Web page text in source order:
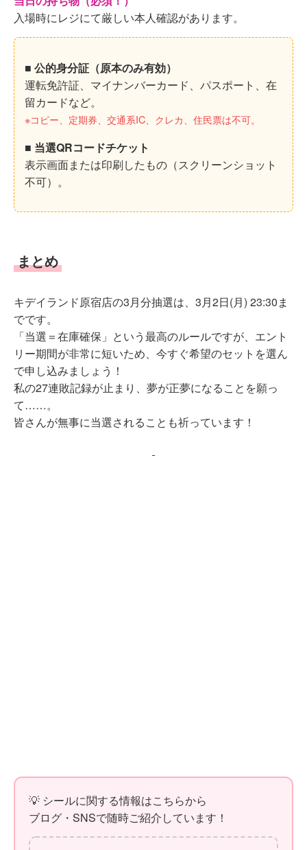
入場時にレジにて厳しい本人確認があります。
■ 公的身分証（原本のみ有効）
運転免許証、マイナンバーカード、パスポート、在
留カードなど。
※コピー、定期券、交通系IC、クレカ、住民票は不可。
■ 当選QRコードチケット
表示画面または印刷したもの（スクリーンショット
不可）。
まとめ
キデイランド原宿店の3月分抽選は、3月2日(月) 23:30ま
でです。
「当選＝在庫確保」という最高のルールですが、エント
リー期間が非常に短いため、今すぐ希望のセットを選ん
で申し込みましょう！
私の27連敗記録が止まり、夢が正夢になることを願っ
て……。
皆さんが無事に当選されることも祈っています！
💡 シールに関する情報はこちらから
ブログ・SNSで随時ご紹介しています！